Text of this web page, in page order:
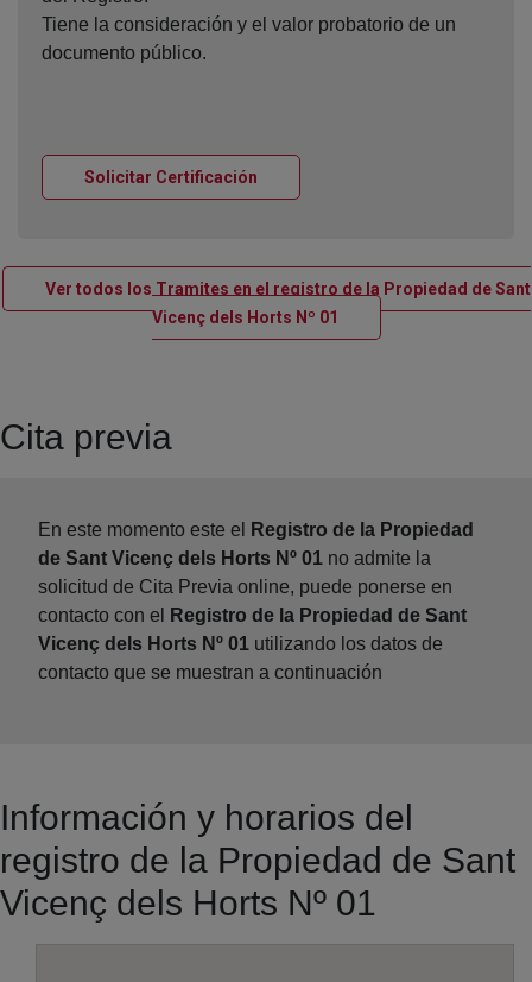
Tiene la consideración y el valor probatorio de un
documento público.
Solicitar Certificación
Ver todos los Tramites en el registro de la Propiedad de Sant
Vicenç dels Horts Nº 01 Ventana nueva
Cita previa
En este momento este el
Registro de la Propiedad
de Sant Vicenç dels Horts Nº 01 no admite la
solicitud de Cita Previa online, puede ponerse en
contacto con el
Registro de la Propiedad de Sant
Vicenç dels Horts Nº 01 utilizando los datos de
contacto que se muestran a continuación
Información y horarios del
registro de la Propiedad de Sant
Vicenç dels Horts Nº 01